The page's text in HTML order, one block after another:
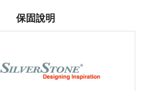
保固說明